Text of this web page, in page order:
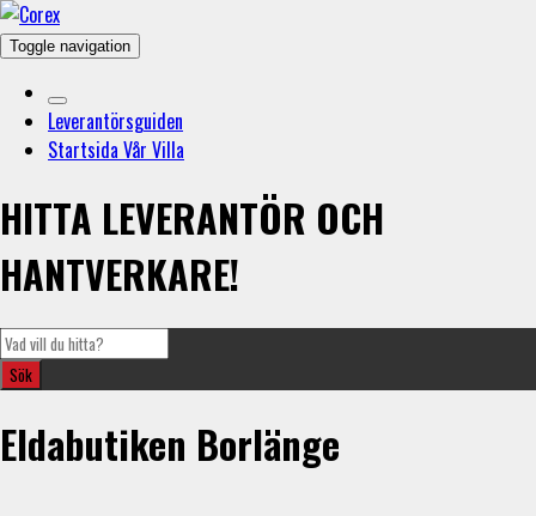
Toggle navigation
Leverantörsguiden
Startsida Vår Villa
HITTA LEVERANTÖR OCH
HANTVERKARE!
Eldabutiken Borlänge